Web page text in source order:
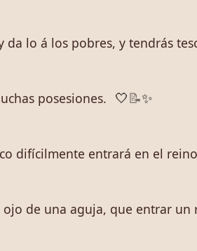
lo á los pobres, y tendrás
posesiones. 🤍 📝✨
difícilmente entrará en el
de una aguja, que entrar un